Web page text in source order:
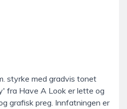
styrke med gradvis tonet
fra Have A Look er lette og
grafisk preg. Innfatningen er